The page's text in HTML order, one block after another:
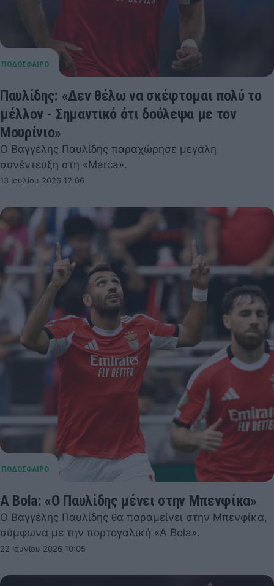
Παυλίδης: «Δεν θέλω να σκέφτομαι πολύ το
μέλλον - Σημαντικό ότι δούλεψα με τον
Μουρίνιο»
Ο Βαγγέλης Παυλίδης παραχώρησε μεγάλη
συνέντευξη στη «Marca».
13 Ιουλίου 2026 12:06
A Bola: «Ο Παυλίδης μένει στην Μπενφίκα»
Ο Βαγγέλης Παυλίδης θα παραμείνει στην Μπενφίκα,
σύμφωνα με την πορτογαλική «A Bola».
22 Ιουνίου 2026 10:05